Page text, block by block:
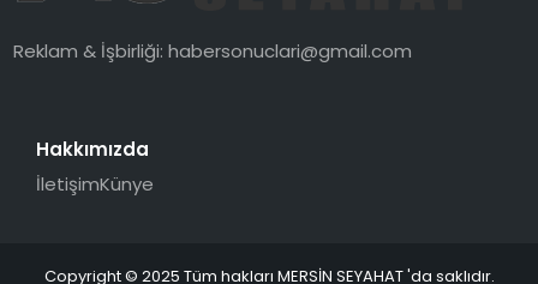
Reklam & İşbirliği:habersonuclari@gmail.com
Hakkımızda
İletişimKünye
Copyright © 2025 Tüm hakları MERSİN SEYAHAT 'da saklıdır.